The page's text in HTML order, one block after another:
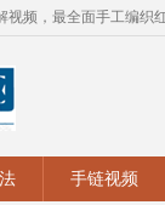
频，最全面手工编织
手链视频